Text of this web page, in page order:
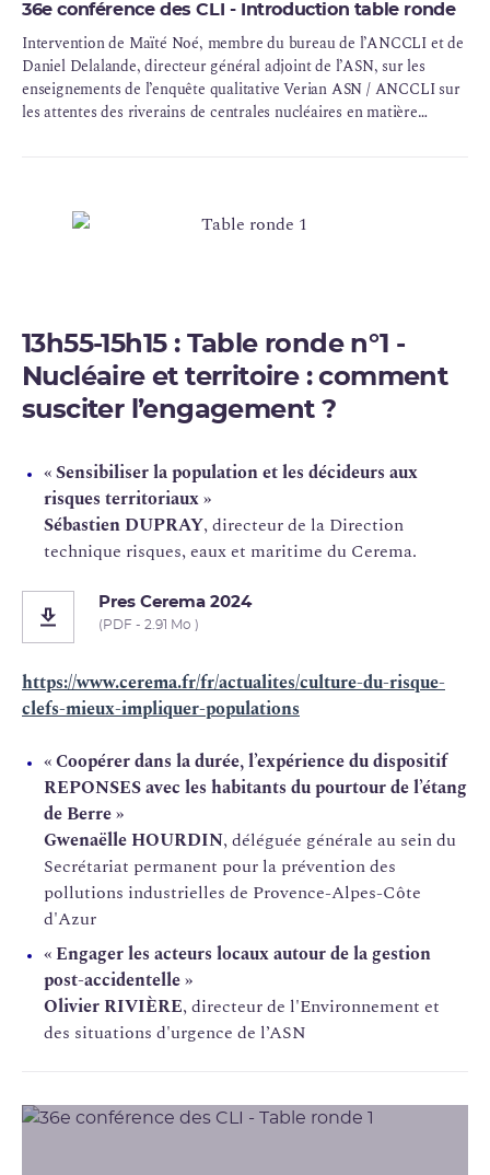
36e conférence des CLI - Introduction table ronde
Intervention de Maïté Noé, membre du bureau de l’ANCCLI et de
Daniel Delalande, directeur général adjoint de l’ASN, sur les
enseignements de l’enquête qualitative Verian ASN / ANCCLI sur
les attentes des riverains de centrales nucléaires en matière
13h55-15h15 : Table ronde n°1 -
Nucléaire et territoire : comment
susciter l’engagement ?
« Sensibiliser la population et les décideurs aux
risques territoriaux »
Sébastien DUPRAY, directeur de la Direction
technique risques, eaux et maritime du Cerema.
Pres Cerema 2024
(PDF - 2.91 Mo )
https://www.cerema.fr/fr/actualites/culture-du-risque-
clefs-mieux-impliquer-populations
« Coopérer dans la durée, l’expérience du dispositif
REPONSES avec les habitants du pourtour de l’étang
de Berre »
Gwenaëlle HOURDIN, déléguée générale au sein du
Secrétariat permanent pour la prévention des
pollutions industrielles de Provence-Alpes-Côte
d'Azur
« Engager les acteurs locaux autour de la gestion
post-accidentelle »
Olivier RIVIÈRE, directeur de l'Environnement et
des situations d'urgence de l’ASN